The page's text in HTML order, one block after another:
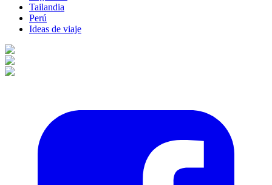
Tailandia
Perú
Ideas de viaje